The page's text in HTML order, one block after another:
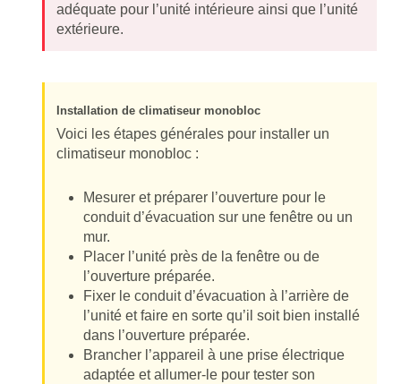
adéquate pour l’unité intérieure ainsi que l’unité
extérieure.
Installation de climatiseur monobloc
Voici les étapes générales pour installer un
climatiseur monobloc :
Mesurer et préparer l’ouverture pour le
conduit d’évacuation sur une fenêtre ou un
mur.
Placer l’unité près de la fenêtre ou de
l’ouverture préparée.
Fixer le conduit d’évacuation à l’arrière de
l’unité et faire en sorte qu’il soit bien installé
dans l’ouverture préparée.
Brancher l’appareil à une prise électrique
adaptée et allumer-le pour tester son